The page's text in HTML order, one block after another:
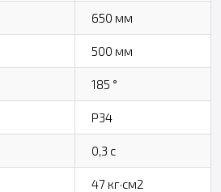
650 мм
500 мм
185 °
P34
0,3 с
47 кг·см2